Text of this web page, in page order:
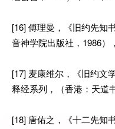
[16] 傅理曼，《旧约先知
音神学院出版社，1986）
[17] 麦康维尔，《旧约文
释经系列，（香港：天道
[18] 唐佑之，《十二先